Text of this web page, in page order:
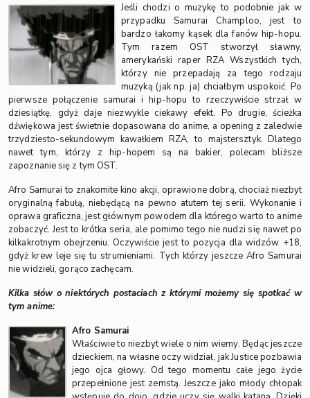
Jeśli chodzi o muzykę to podobnie jak w
przypadku Samurai Champloo, jest to
bardzo łakomy kąsek dla fanów hip-hopu.
Tym razem OST stworzył sławny,
amerykański raper RZA Wszystkich tych,
którzy nie przepadają za tego rodzaju
muzyką (jak np. ja) chciałbym uspokoić. Po
pierwsze połączenie samurai i hip-hopu to rzeczywiście strzał w
dziesiątkę, gdyż daje niezwykle ciekawy efekt. Po drugie, ścieżka
dźwiękowa jest świetnie dopasowana do anime, a opening z zaledwie
trzydziesto-sekundowym kawałkiem RZA, to majstersztyk. Dlatego
nawet tym, którzy z hip-hopem są na bakier, polecam bliższe
zapoznanie się z tym OST.
Afro Samurai to znakomite kino akcji, oprawione dobrą, chociaż niezbyt
oryginalną fabułą, niebędącą na pewno atutem tej serii. Wykonanie i
oprawa graficzna, jest głównym powodem dla którego warto to anime
zobaczyć. Jest to krótka seria, ale pomimo tego nie nudzi się nawet po
kilkakrotnym obejrzeniu. Oczywiście jest to pozycja dla widzów +18,
gdyż krew leje się tu strumieniami. Tych którzy jeszcze Afro Samurai
nie widzieli, gorąco zachęcam.
Kilka słów o niektórych postaciach z którymi możemy się spotkać w
tym anime:
Afro Samurai
Właściwie to niezbyt wiele o nim wiemy. Będąc jeszcze
dzieckiem, na własne oczy widział, jak Justice pozbawia
jego ojca głowy. Od tego momentu całe jego życie
przepełnione jest zemstą. Jeszcze jako młody chłopak